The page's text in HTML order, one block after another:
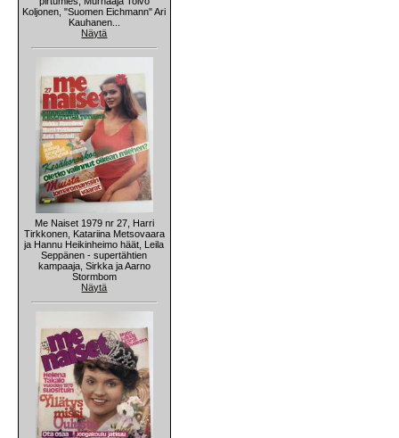
Koljonen, "Suomen Eichmann" Ari
Kauhanen...
Näytä
Me Naiset 1979 nr 27, Harri
Tirkkonen, Katariina Metsovaara
ja Hannu Heikinheimo häät, Leila
Seppänen - supertähtien
kampaaja, Sirkka ja Aarno
Stormbom
Näytä